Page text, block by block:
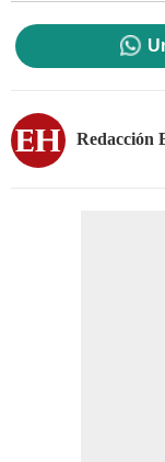
Redacción